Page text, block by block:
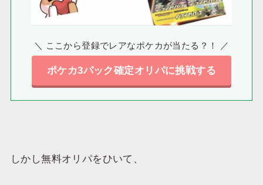
＼ ここから登録でレアなポケカが当たる？！ ／
ポケカ3パック確定オリパに挑戦する
しかし無料オリパをひいて、